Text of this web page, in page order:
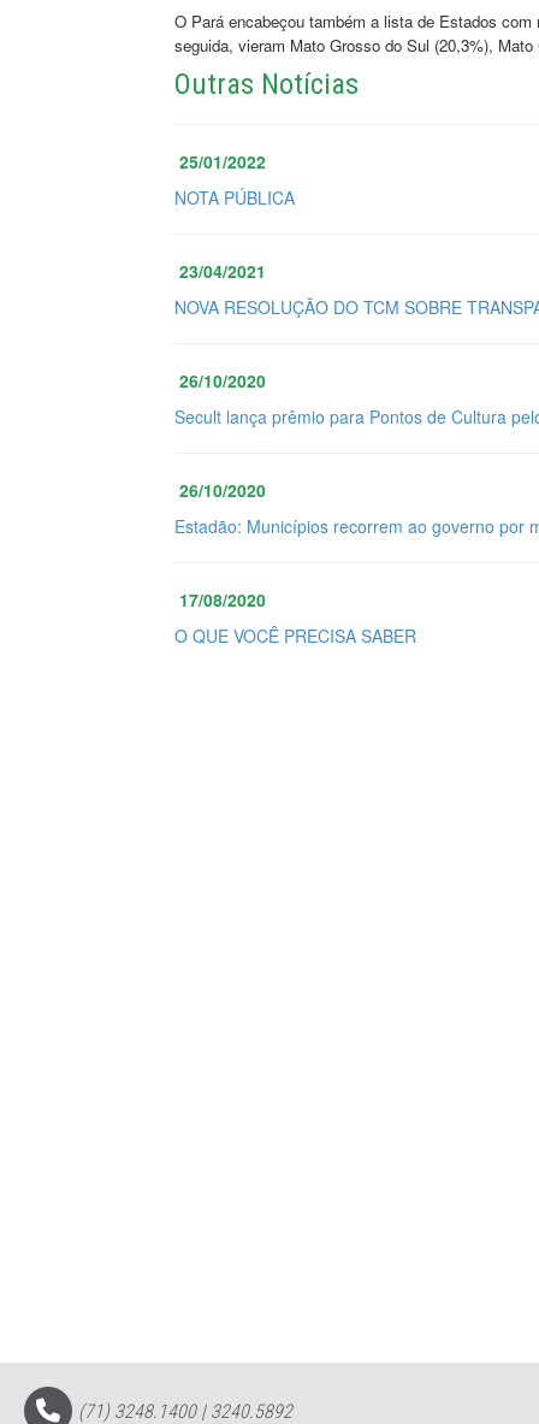
O Pará encabeçou também a lista de Estados
seguida, vieram Mato Grosso do Sul (20,3%),
Outras Notícias
25/01/2022
NOTA PÚBLICA
23/04/2021
NOVA RESOLUÇÃO DO TCM SOBRE
26/10/2020
Secult lança prêmio para Pontos de Cultura
26/10/2020
Estadão: Municípios recorrem ao governo por
17/08/2020
O QUE VOCÊ PRECISA SABER
(71) 3248.1400 | 3240.5892